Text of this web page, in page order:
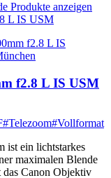
Produkte anzeigen
L IS USM
f2.8 L IS USM
#Telezoom#Vollformat
ist ein lichtstarkes
maximalen Blende
das Canon Objektiv